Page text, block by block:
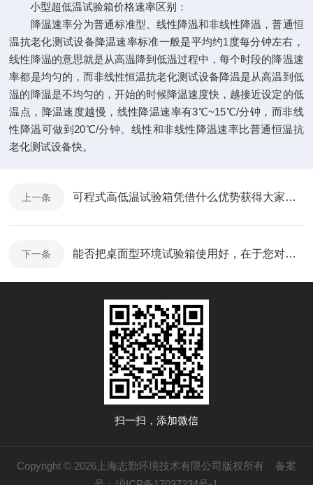
小型超低温试验箱价格速率区别：
降温速率分为普通标准型、线性降温和非线性降温，普通恒
温抗老化测试设备降温速率标准一般是平均约1度每分钟左右，
线性降温的意思就是从高温降到低温过程中，每个时段的降温速
率都是均匀的，而非线性恒温抗老化测试设备降温是从高温到低
温的降温是不均匀的，开始的时候降温速度快，越接近设定的低
温点，降温速度越慢，线性降温速率有3℃~15℃/分钟，而非线
性降温可做到20℃/分钟。线性和非线性降温速率比普通恒温抗
老化测试设备快。
上一条 可程式高低温试验箱凭借什么优势获得大家喜欢？
下一条 能否把桌面型环境试验箱使用好，在于您对其优点了解多少？
扫一扫，添加微信
Copyright © 2026上海志勤环境技术有限公司版权所有 备案